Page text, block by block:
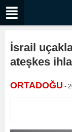
İsrail
ateşkes
ORTADOĞU -